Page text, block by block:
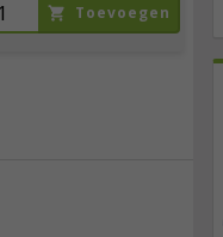
Toevoegen